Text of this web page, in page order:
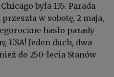
była 135. Parada
w sobotę, 2 maja,
hasło parady
USA! Jeden duch, dwa
do 250-lecia Stanów